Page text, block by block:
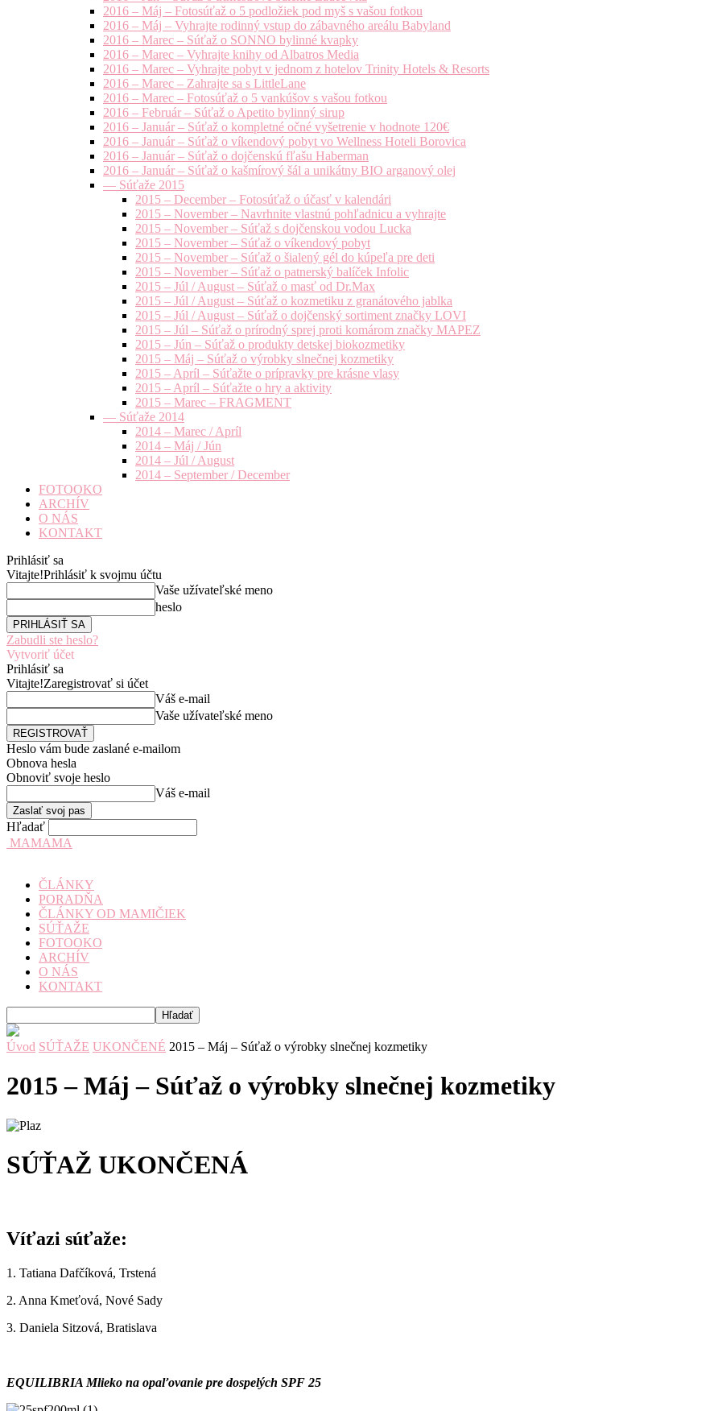
2016 – Máj – Fotosúťaž o 5 podložiek pod myš s vašou fotkou
2016 – Máj – Vyhrajte rodinný vstup do zábavného areálu Babyland
2016 – Marec – Súťaž o SONNO bylinné kvapky
2016 – Marec – Vyhrajte knihy od Albatros Media
2016 – Marec – Vyhrajte pobyt v jednom z hotelov Trinity Hotels & Resorts
2016 – Marec – Zahrajte sa s LittleLane
2016 – Marec – Fotosúťaž o 5 vankúšov s vašou fotkou
2016 – Február – Súťaž o Apetito bylinný sirup
2016 – Január – Súťaž o kompletné očné vyšetrenie v hodnote 120€
2016 – Január – Súťaž o víkendový pobyt vo Wellness Hoteli Borovica
2016 – Január – Súťaž o dojčenskú fľašu Haberman
2016 – Január – Súťaž o kašmírový šál a unikátny BIO arganový olej
— Súťaže 2015
2015 – December – Fotosúťaž o účasť v kalendári
2015 – November – Navrhnite vlastnú pohľadnicu a vyhrajte
2015 – November – Súťaž s dojčenskou vodou Lucka
2015 – November – Súťaž o víkendový pobyt
2015 – November – Súťaž o šialený gél do kúpeľa pre deti
2015 – November – Súťaž o patnerský balíček Infolic
2015 – Júl / August – Súťaž o masť od Dr.Max
2015 – Júl / August – Súťaž o kozmetiku z granátového jablka
2015 – Júl / August – Súťaž o dojčenský sortiment značky LOVI
2015 – Júl – Súťaž o prírodný sprej proti komárom značky MAPEZ
2015 – Jún – Súťaž o produkty detskej biokozmetiky
2015 – Máj – Súťaž o výrobky slnečnej kozmetiky
2015 – Apríl – Súťažte o prípravky pre krásne vlasy
2015 – Apríl – Súťažte o hry a aktivity
2015 – Marec – FRAGMENT
— Súťaže 2014
2014 – Marec / Apríl
2014 – Máj / Jún
2014 – Júl / August
2014 – September / December
FOTOOKO
ARCHÍV
O NÁS
KONTAKT
Prihlásiť sa
Vitajte!Prihlásiť k svojmu účtu
Vaše užívateľské meno
heslo
Zabudli ste heslo?
Vytvoriť účet
Prihlásiť sa
Vitajte!Zaregistrovať si účet
Váš e-mail
Vaše užívateľské meno
Heslo vám bude zaslané e-mailom
Obnova hesla
Obnoviť svoje heslo
Váš e-mail
Hľadať
MAMAMA
ČLÁNKY
PORADŇA
ČLÁNKY OD MAMIČIEK
SÚŤAŽE
FOTOOKO
ARCHÍV
O NÁS
KONTAKT
Úvod SÚŤAŽE UKONČENÉ 2015 – Máj – Súťaž o výrobky slnečnej kozmetiky
2015 – Máj – Súťaž o výrobky slnečnej kozmetiky
SÚŤAŽ UKONČENÁ
Víťazi súťaže:
1. Tatiana Dafčíková, Trstená
2. Anna Kmeťová, Nové Sady
3. Daniela Sitzová, Bratislava
EQUILIBRIA Mlieko na opaľovanie pre dospelých SPF 25